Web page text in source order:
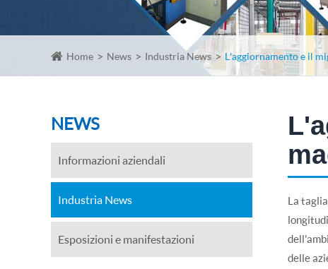
Home News Industria News L'aggiornamento e il
NEWS
Informazioni aziendali
Industria News
Esposizioni e manifestazioni
La
delle